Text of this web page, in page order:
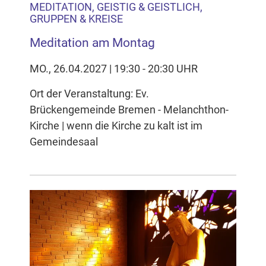
MEDITATION, GEISTIG & GEISTLICH,
GRUPPEN & KREISE
Meditation am Montag
MO., 26.04.2027 | 19:30 - 20:30 UHR
Ort der Veranstaltung: Ev.
Brückengemeinde Bremen - Melanchthon-
Kirche | wenn die Kirche zu kalt ist im
Gemeindesaal